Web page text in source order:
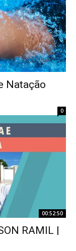
Natação
0
00:52:50
RAMIL |